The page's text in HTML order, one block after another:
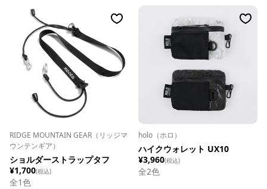
RIDGE MOUNTAIN GEAR（リッジマ
ウンテンギア）
ショルダーストラップタフ
¥1,700(税込)
全1色
holo（ホロ）
ハイクウォレット UX10
¥3,960(税込)
全2色